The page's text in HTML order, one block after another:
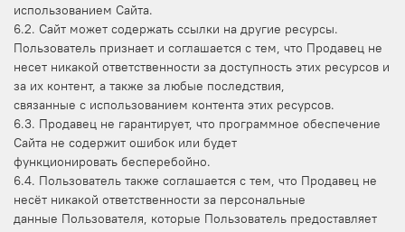
использованием Сайта.
6.2. Сайт может содержать ссылки на другие ресурсы.
Пользователь признает и соглашается с тем, что Продавец не
несет никакой ответственности за доступность этих ресурсов и
за их контент, а также за любые последствия,
связанные с использованием контента этих ресурсов.
6.3. Продавец не гарантирует, что программное обеспечение
Сайта не содержит ошибок или будет
функционировать бесперебойно.
6.4. Пользователь также соглашается с тем, что Продавец не
несёт никакой ответственности за персональные
данные Пользователя, которые Пользователь предоставляет